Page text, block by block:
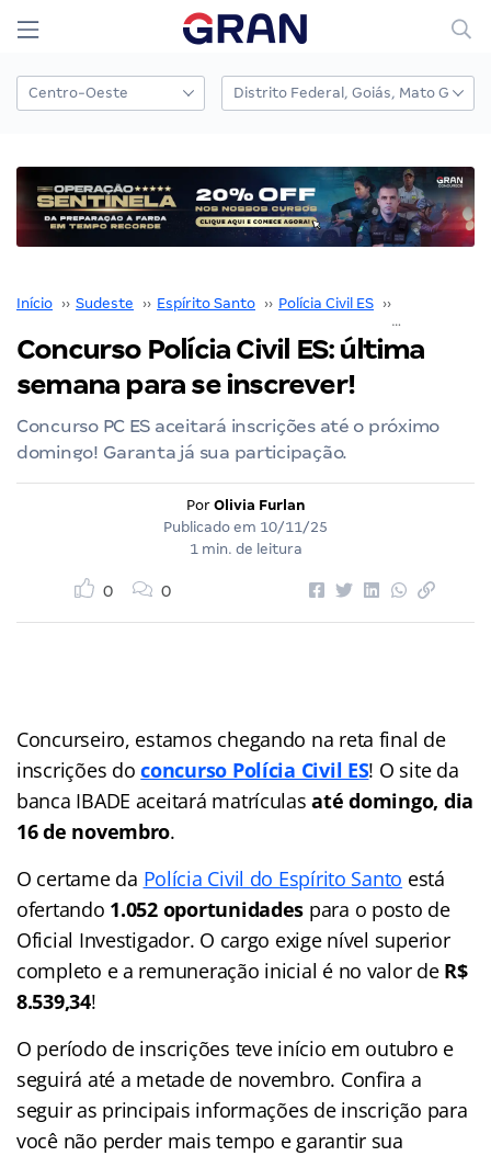
Início ›› Sudeste ›› Espírito Santo ›› Polícia Civil ES ››
Concurso Polícia Civil ES: última
semana para se inscrever!
Concurso PC ES aceitará inscrições até o próximo
domingo! Garanta já sua participação.
Por Olivia Furlan
Publicado em 10/11/25
1 min. de leitura
0 0
Concurseiro, estamos chegando na reta final de
inscrições doconcurso Polícia Civil ES! O site da
banca IBADE aceitará matrículasaté domingo, dia
16 de novembro.
O certame da Polícia Civil do Espírito Santo está
ofertando 1.052 oportunidades para o posto de
Oficial Investigador. O cargo exige nível superior
completo e a remuneração inicial é no valor de R$
8.539,34!
O período de inscrições teve início em outubro e
seguirá até a metade de novembro. Confira a
seguir as principais informações de inscrição para
você não perder mais tempo e garantir sua